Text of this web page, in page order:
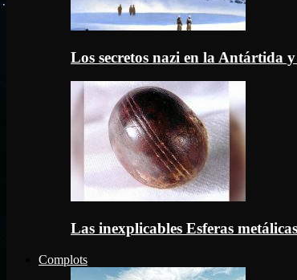
Los secretos nazi en la Antártida
Las inexplicables Esferas
Complots